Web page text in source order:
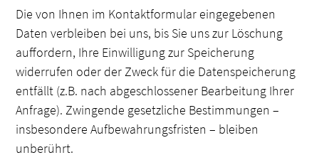
Die von Ihnen im Kontaktformular eingegebenen
Daten verbleiben bei uns, bis Sie uns zur Löschung
auffordern, Ihre Einwilligung zur Speicherung
widerrufen oder der Zweck für die Datenspeicherung
entfällt (z.B. nach abgeschlossener Bearbeitung Ihrer
Anfrage). Zwingende gesetzliche Bestimmungen –
insbesondere Aufbewahrungsfristen – bleiben
unberührt.